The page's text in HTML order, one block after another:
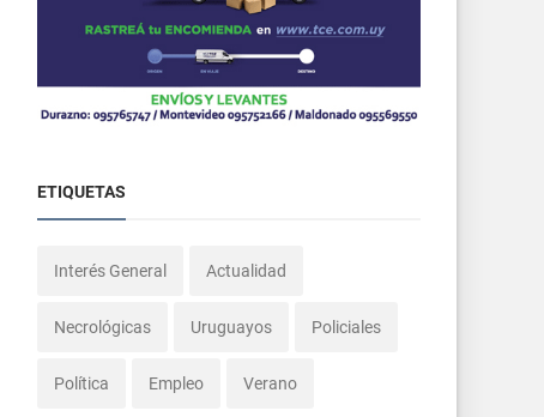
ETIQUETAS
Interés General Actualidad
Necrológicas Uruguayos Policiales
Política Empleo Verano